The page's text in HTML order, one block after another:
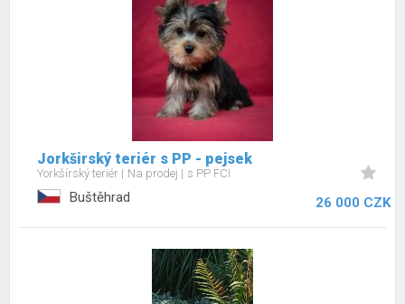
Jorkširský teriér s PP - pejsek
Yorkšírský teriér Na prodej s PP FCI
Buštěhrad 26 000 CZK